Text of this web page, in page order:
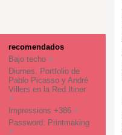
recomendados
Bajo techo
Diurnes. Portfolio de
Pablo Picasso y André
Villers en la Red Itiner
Impressions +386
Password: Printmaking